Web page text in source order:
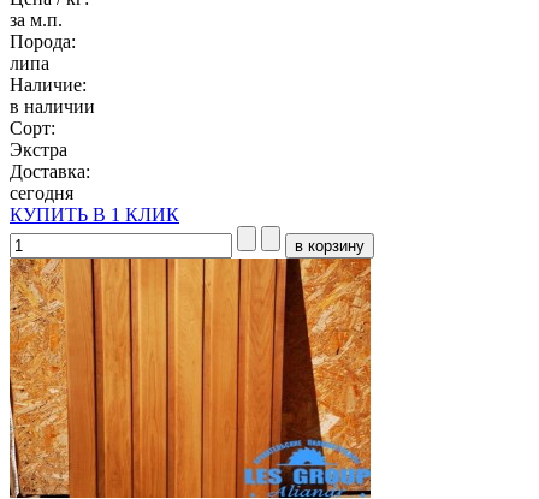
за м.п.
Порода:
липа
Наличие:
в наличии
Сорт:
Экстра
Доставка:
сегодня
КУПИТЬ В 1 КЛИК